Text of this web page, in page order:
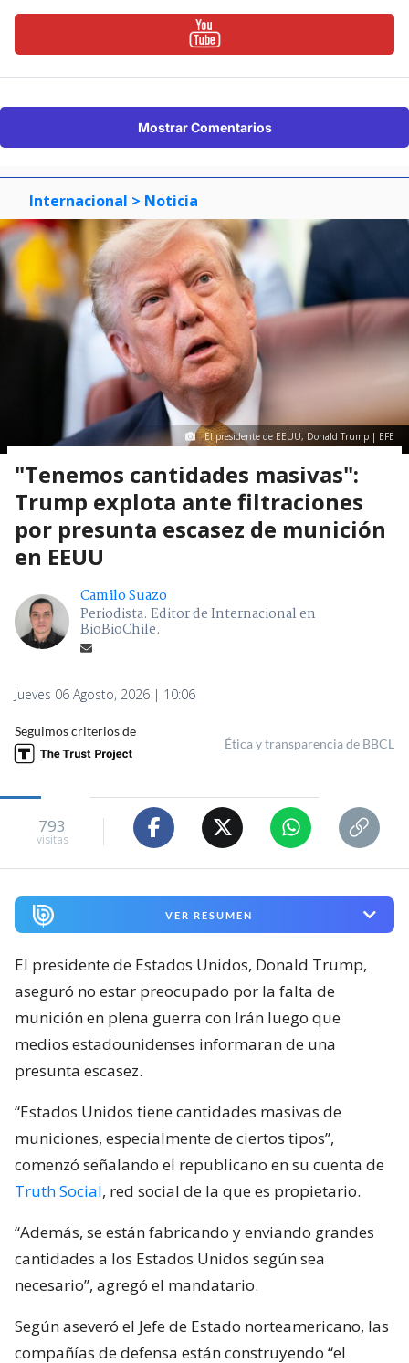
Mostrar Comentarios
Internacional > Noticia
El presidente de EEUU, Donald Trump | EFE
"Tenemos cantidades masivas":
Trump explota ante filtraciones
por presunta escasez de munición
en EEUU
Camilo Suazo
Periodista. Editor de Internacional en
BioBioChile.
Jueves 06 Agosto, 2026 | 10:06
Seguimos criterios de
Ética y transparencia de BBCL
793
visitas
VER RESUMEN
El presidente de Estados Unidos, Donald Trump,
aseguró no estar preocupado por la falta de
munición en plena guerra con Irán luego que
medios estadounidenses informaran de una
presunta escasez.
“Estados Unidos tiene cantidades masivas de
municiones, especialmente de ciertos tipos”,
comenzó señalando el republicano en su cuenta de
Truth Social, red social de la que es propietario.
“Además, se están fabricando y enviando grandes
cantidades a los Estados Unidos según sea
necesario”, agregó el mandatario.
Según aseveró el Jefe de Estado norteamericano, las
compañías de defensa están construyendo “el